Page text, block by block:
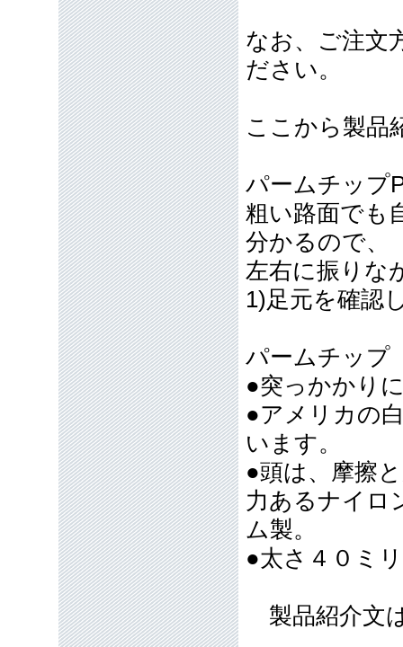
なお、ご注文
ださい。
ここから製品
パームチップ
粗い路面でも
分かるので、
左右に振りな
1)足元を確認
パームチッ
●突っかかり
●アメリカの
います。
●頭は、摩擦
力あるナイロ
ム製。
●太さ４０ミ
製品紹介文